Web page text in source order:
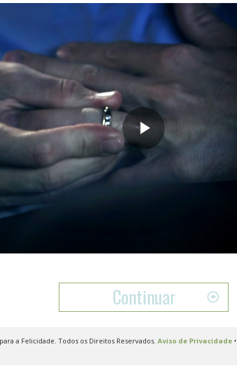
Play
Video
Continuar
a Felicidade. Todos os Direitos Reservados. Aviso de Privacidade•